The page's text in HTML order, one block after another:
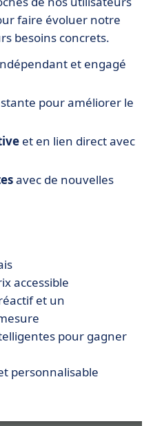
faire évoluer notre
besoins concrets.
et engagé
pour améliorer le
et en lien direct avec
avec de nouvelles
accessible
et un
pour gagner
personnalisable